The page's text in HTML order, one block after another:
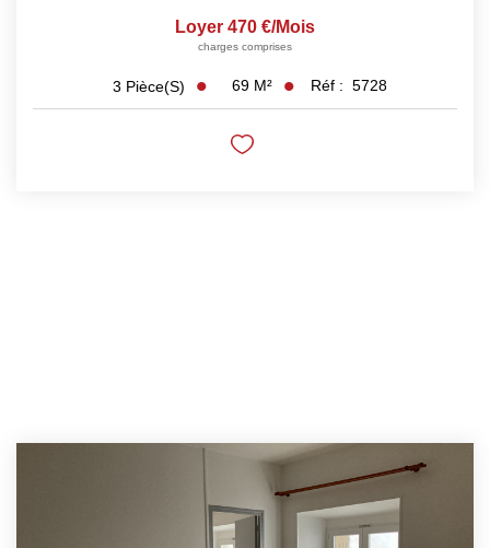
Loyer 470 €/mois
charges comprises
3 Pièce(s) 69 M² Réf : 5728